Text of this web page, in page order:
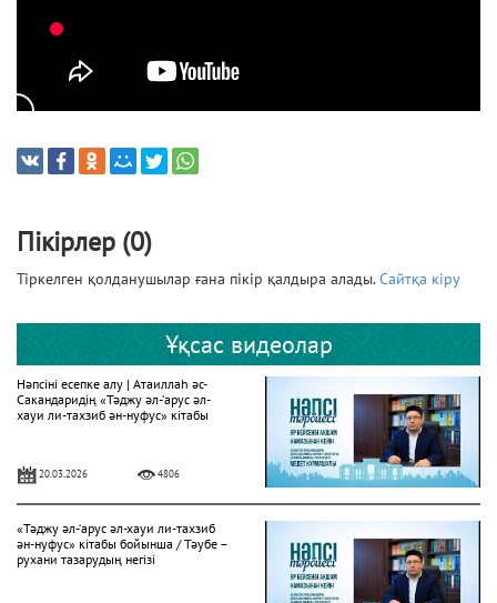
Пікірлер (0)
Тіркелген қолданушылар ғана пікір қалдыра алады.Сайтқа кіру
Ұқсас видеолар
Нәпсіні есепке алу | Атаиллаһ әс-
Сакандаридің «Тәджу әл-‘арус әл-
хауи ли-тахзиб ән-нуфус» кітабы
20.03.2026 4806
«Тәджу әл-‘арус әл-хауи ли-тахзиб
ән-нуфус» кітабы бойынша / Тәубе –
рухани тазарудың негізі